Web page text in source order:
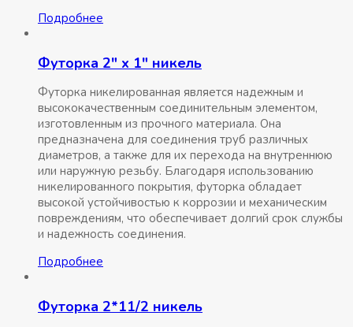
Подробнее
Футорка 2″ х 1″ никель
Футорка никелированная является надежным и
высококачественным соединительным элементом,
изготовленным из прочного материала. Она
предназначена для соединения труб различных
диаметров, а также для их перехода на внутреннюю
или наружную резьбу. Благодаря использованию
никелированного покрытия, футорка обладает
высокой устойчивостью к коррозии и механическим
повреждениям, что обеспечивает долгий срок службы
и надежность соединения.
Подробнее
Футорка 2*11/2 никель